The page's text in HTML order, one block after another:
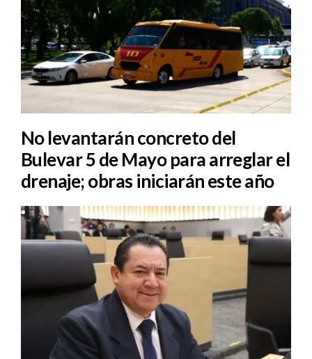
No levantarán concreto del
Bulevar 5 de Mayo para arreglar el
drenaje; obras iniciarán este año